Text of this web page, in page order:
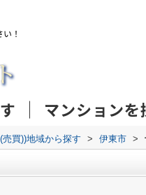
マンションを
売買))地域から探す > 伊東市 >